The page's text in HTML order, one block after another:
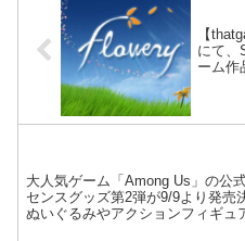
【
にて、
ーム作
大人気ゲーム「Among Us」の公
センスグッズ第2弾が9/9より発売
ぬいぐるみやアクションフィギュ